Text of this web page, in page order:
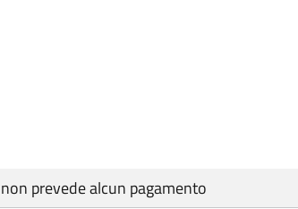
prevede alcun pagamento